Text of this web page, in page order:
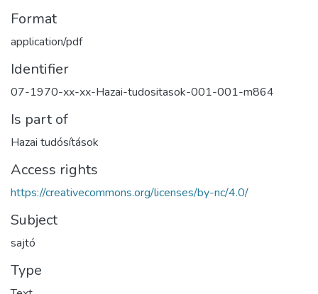
Format
application/pdf
Identifier
07-1970-xx-xx-Hazai-tudositasok-001-001-m864
Is part of
Hazai tudósítások
Access rights
https://creativecommons.org/licenses/by-nc/4.0/
Subject
sajtó
Type